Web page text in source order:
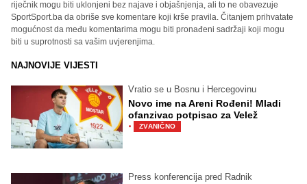
riječnik mogu biti uklonjeni bez najave i objašnjenja, ali to ne obavezuje
SportSport.ba da obriše sve komentare koji krše pravila. Čitanjem prihvatate
mogućnost da među komentarima mogu biti pronađeni sadržaji koji mogu
biti u suprotnosti sa vašim uvjerenjima.
NAJNOVIJE VIJESTI
Vratio se u Bosnu i Hercegovinu
Novo ime na Areni Rođeni! Mladi
ofanzivac potpisao za Velež
· ZVANIČNO
Press konferencija pred Radnik